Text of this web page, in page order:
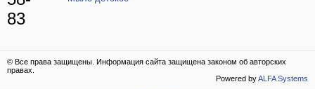
83
© Все права защищены. Информация сайта защищена законом об авторских
правах.
Powered byALFA Systems